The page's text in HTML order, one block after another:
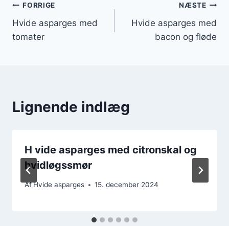
Indlægsnavigation
FORRIGE
Hvide asparges med
tomater
NÆSTE
Hvide asparges med
bacon og fløde
Lignende indlæg
H vide asparges med citronskal og
hvidløgssmør
AfHvide asparges 15. december 2024